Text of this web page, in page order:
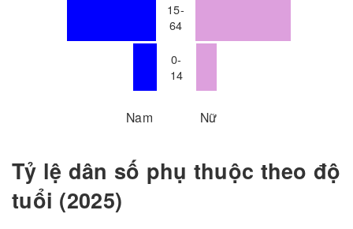
15-
64
0-
14
Nam Nữ
Tỷ lệ dân số phụ thuộc theo độ
tuổi (2025)